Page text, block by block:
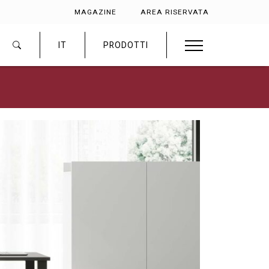
MAGAZINE AREA RISERVATA
IT PRODOTTI